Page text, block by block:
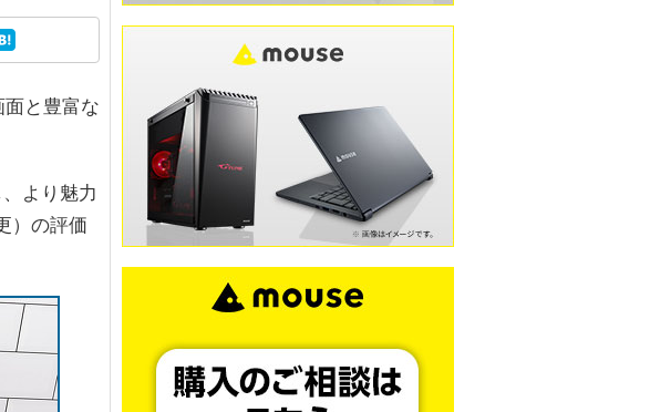
面と豊富な
より魅力
）の評価